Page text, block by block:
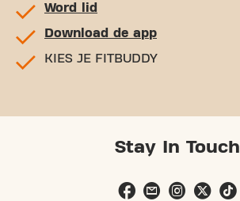
Word lid
Download de app
KIES JE FITBUDDY
Stay In Touch